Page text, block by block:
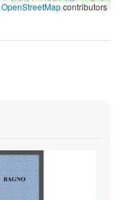
OpenStreetMapcontributors